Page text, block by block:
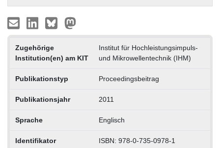
Zugehörige
Institution(en) am KIT
Institut für Hochleistungsimpuls-
und Mikrowellentechnik (IHM)
Publikationstyp Proceedingsbeitrag
Publikationsjahr 2011
Sprache Englisch
Identifikator
ISBN: 978-0-735-0978-1